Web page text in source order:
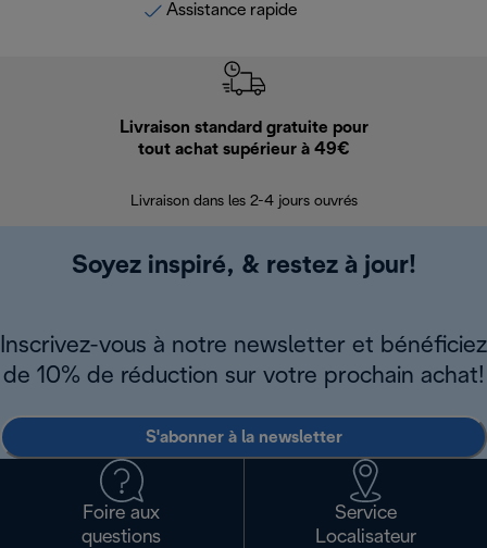
Assistance rapide
Livraison standard gratuite pour
tout achat supérieur à 49€
Livraison dans les 2-4 jours ouvrés
Soyez inspiré, & restez à jour!
Inscrivez-vous à notre newsletter et bénéficiez
de 10% de réduction sur votre prochain achat!
S'abonner à la newsletter
Foire aux
questions
Service
Localisateur